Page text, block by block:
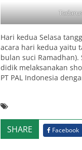
Hari kedua Selasa
acara hari kedua yaitu
bulan suci
didik melaksanakan
PT PAL Indonesia
SHARE Facebook